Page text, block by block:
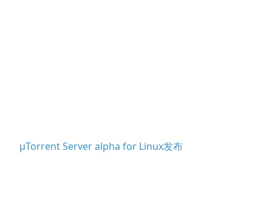
µTorrent Server alpha for Linux发布